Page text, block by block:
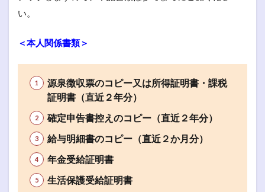
い。
＜本人関係書類＞
源泉徴収票のコピー又は所得証明書・課税
証明書（直近２年分）
確定申告書控えのコピー（直近２年分）
給与明細書のコピー（直近２か月分）
年金受給証明書
生活保護受給証明書